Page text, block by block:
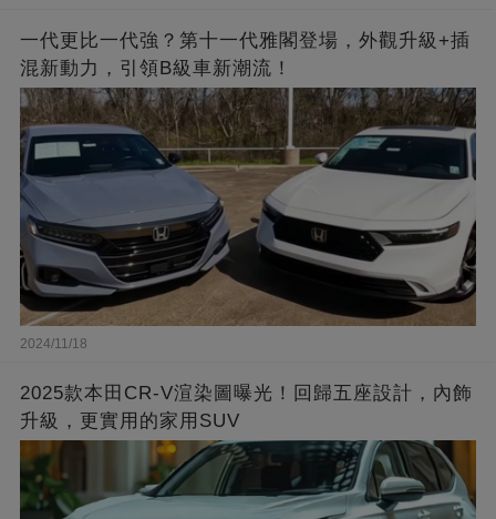
一代更比一代強？第十一代雅閣登場，外觀升級+插
混新動力，引領B級車新潮流！
2024/11/18
2025款本田CR-V渲染圖曝光！回歸五座設計，內飾
升級，更實用的家用SUV